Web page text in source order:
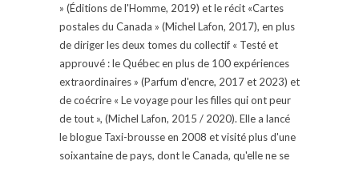
» (Éditions de l'Homme, 2019) et le récit «Cartes
postales du Canada » (Michel Lafon, 2017), en plus
de diriger les deux tomes du collectif « Testé et
approuvé : le Québec en plus de 100 expériences
extraordinaires » (Parfum d'encre, 2017 et 2023) et
de coécrire « Le voyage pour les filles qui ont peur
de tout », (Michel Lafon, 2015 / 2020). Elle a lancé
le blogue Taxi-brousse en 2008 et visité plus d'une
soixantaine de pays, dont le Canada, qu'elle ne se